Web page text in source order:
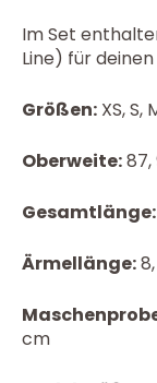
Im Set
Line) für
Größen: XS, S,
Oberweite:87,
Gesamtlänge:
Ärmellänge:8,
cm